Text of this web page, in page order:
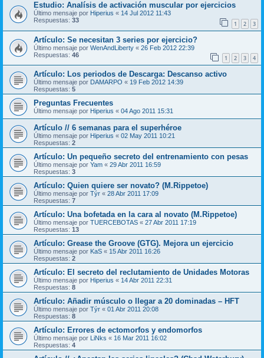
Estudio: Analísis de activación muscular por ejercicios
Último mensaje por Hiperius « 14 Jul 2012 11:43
Respuestas: 33 1 2 3
Artículo: Se necesitan 3 series por ejercicio?
Último mensaje por WenAndLiberty « 26 Feb 2012 22:39
Respuestas: 46 1 2 3 4
Artículo: Los periodos de Descarga: Descanso activo
Último mensaje por DAMARPO « 19 Feb 2012 14:39
Respuestas: 5
Preguntas Frecuentes
Último mensaje por Hiperius « 04 Ago 2011 15:31
Artículo // 6 semanas para el superhéroe
Último mensaje por Hiperius « 02 May 2011 10:21
Respuestas: 2
Artículo: Un pequeño secreto del entrenamiento con pesas
Último mensaje por Yam « 29 Abr 2011 16:59
Respuestas: 3
Artículo: Quien quiere ser novato? (M.Rippetoe)
Último mensaje por Týr « 28 Abr 2011 17:09
Respuestas: 7
Artículo: Una bofetada en la cara al novato (M.Rippetoe)
Último mensaje por TUERCEBOTAS « 27 Abr 2011 17:19
Respuestas: 13
Artículo: Grease the Groove (GTG). Mejora un ejercicio
Último mensaje por KaS « 15 Abr 2011 16:26
Respuestas: 2
Artículo: El secreto del reclutamiento de Unidades Motoras
Último mensaje por Hiperius « 14 Abr 2011 22:31
Respuestas: 8
Artículo: Añadir músculo o llegar a 20 dominadas – HFT
Último mensaje por Týr « 01 Abr 2011 20:08
Respuestas: 8
Artículo: Errores de ectomorfos y endomorfos
Último mensaje por LiNks « 16 Mar 2011 16:02
Respuestas: 4